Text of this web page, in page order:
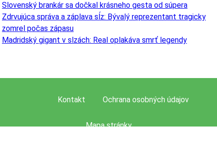
Slovenský brankár sa dočkal krásneho gesta od súpera
Zdrvujúca správa a záplava sĺz: Bývalý reprezentant tragicky
zomrel počas zápasu
Madridský gigant v slzách: Real oplakáva smrť legendy
Kontakt Ochrana osobných údajov
Mapa stránky